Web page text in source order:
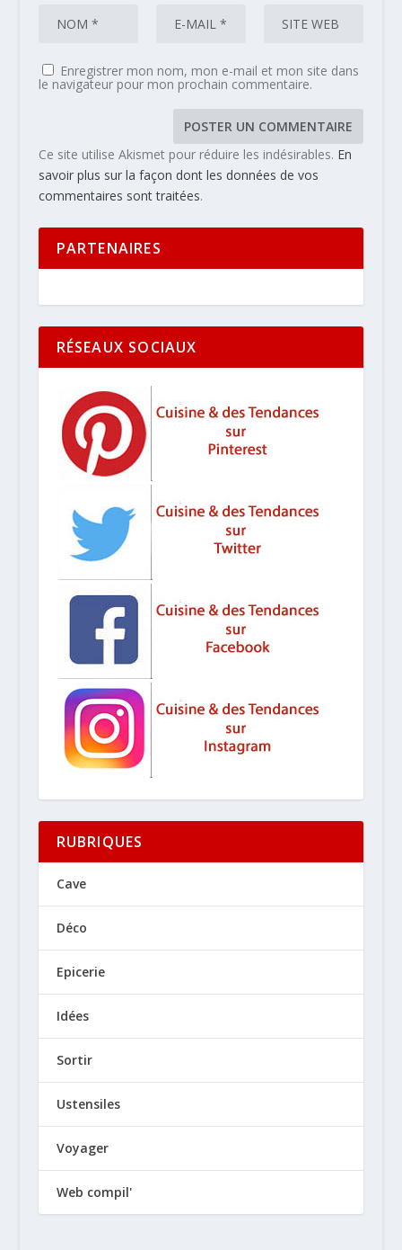
Enregistrer mon nom, mon e-mail et mon site dans
le navigateur pour mon prochain commentaire.
Ce site utilise Akismet pour réduire les indésirables. En
savoir plus sur la façon dont les données de vos
commentaires sont traitées.
PARTENAIRES
RÉSEAUX SOCIAUX
RUBRIQUES
Cave
Déco
Epicerie
Idées
Sortir
Ustensiles
Voyager
Web compil'